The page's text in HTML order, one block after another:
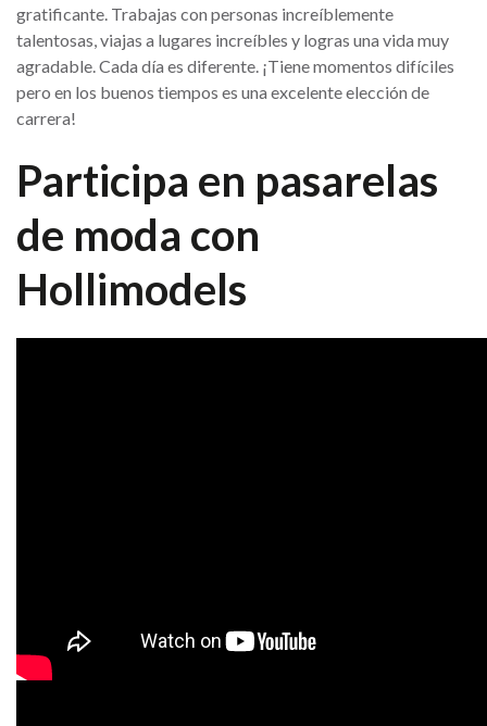
gratificante. Trabajas con personas increíblemente
talentosas, viajas a lugares increíbles y logras una vida muy
agradable. Cada día es diferente. ¡Tiene momentos difíciles
pero en los buenos tiempos es una excelente elección de
carrera!
Participa en pasarelas
de moda con
Hollimodels